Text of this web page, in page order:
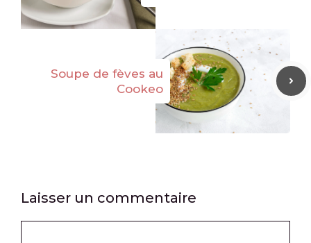
Soupe de fèves au
Cookeo
Laisser un commentaire